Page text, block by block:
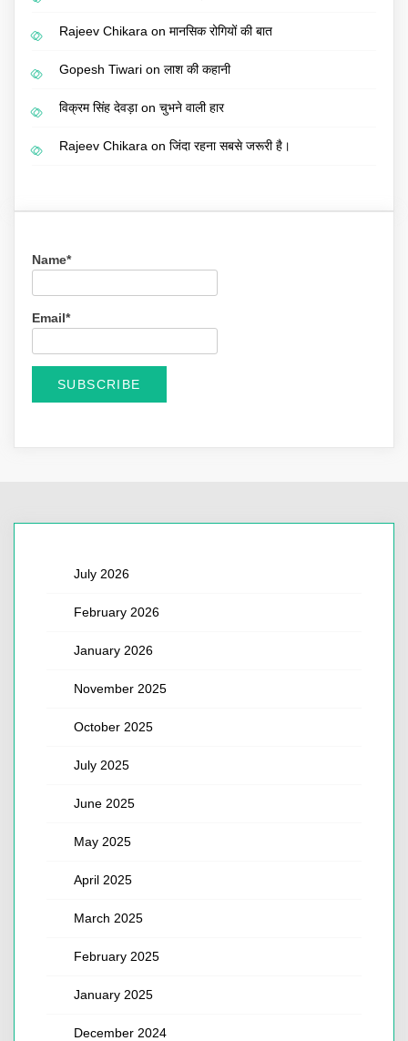
Rajeev Chikara on मानसिक रोगियों की बात
Gopesh Tiwari on लाश की कहानी
विक्रम सिंह देवड़ाon चुभने वाली हार
Rajeev Chikara on जिंदा रहना सबसे जरूरी है।
Name*
Email*
July 2026
February 2026
January 2026
November 2025
October 2025
July 2025
June 2025
May 2025
April 2025
March 2025
February 2025
January 2025
December 2024